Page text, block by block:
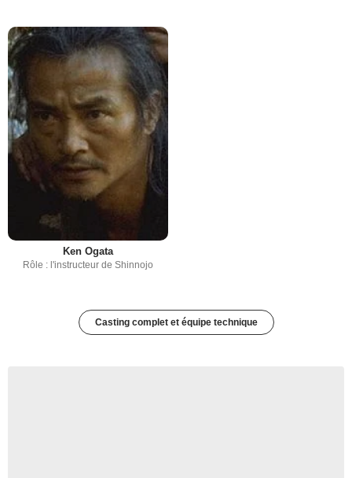
Ken Ogata
Rôle : l'instructeur de Shinnojo
Casting complet et équipe technique